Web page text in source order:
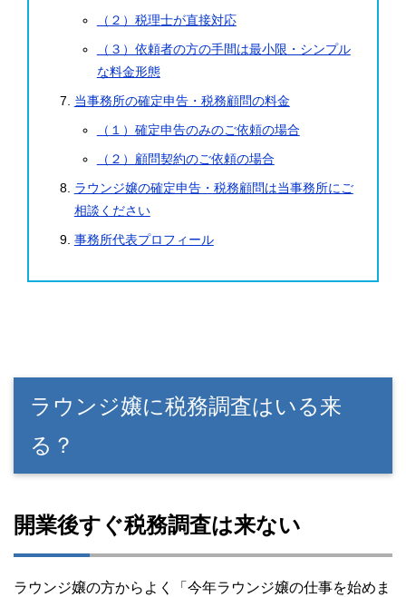
（２）税理士が直接対応
（３）依頼者の方の手間は最小限・シンプル
な料金形態
当事務所の確定申告・税務顧問の料金
（１）確定申告のみのご依頼の場合
（２）顧問契約のご依頼の場合
ラウンジ嬢の確定申告・税務顧問は当事務所にご
相談ください
事務所代表プロフィール
ラウンジ嬢に税務調査はいる来
る？
開業後すぐ税務調査は来ない
ラウンジ嬢の方からよく「今年ラウンジ嬢の仕事を始めま